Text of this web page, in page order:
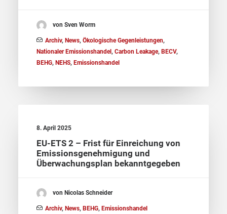
von Sven Worm
Archiv, News, Ökologische Gegenleistungen,
Nationaler Emissionshandel, Carbon Leakage, BECV,
BEHG, NEHS, Emissionshandel
8. April 2025
EU-ETS 2 – Frist für Einreichung von
Emissionsgenehmigung und
Überwachungsplan bekanntgegeben
von Nicolas Schneider
Archiv, News, BEHG, Emissionshandel